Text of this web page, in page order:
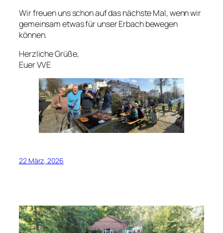
Wir freuen uns schon auf das nächste Mal, wenn wir
gemeinsam etwas für unser Erbach bewegen
können.
Herzliche Grüße,
Euer VVE
22 März, 2026